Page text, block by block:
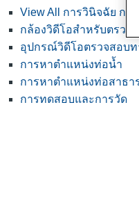
View All การวินิจฉัย กา
กล้องวิดีโอสำหรับตรวจ
อุปกรณ์วิดีโอตรวจสอบ
การหาตำแหน่งท่อน้ำ
การหาตำแหน่งท่อสาธ
การทดสอบและการวัด